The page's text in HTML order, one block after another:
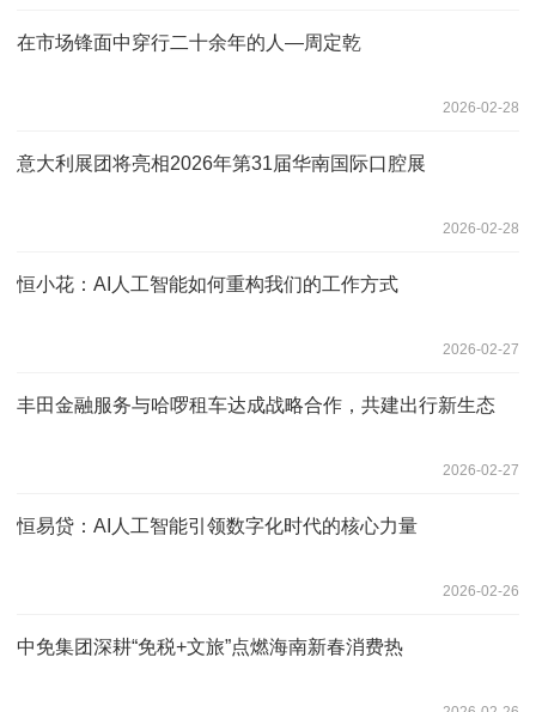
在市场锋面中穿行二十余年的人—周定乾
2026-02-28
意大利展团将亮相2026年第31届华南国际口腔展
2026-02-28
恒小花：AI人工智能如何重构我们的工作方式
2026-02-27
丰田金融服务与哈啰租车达成战略合作，共建出行新生态
2026-02-27
恒易贷：AI人工智能引领数字化时代的核心力量
2026-02-26
中免集团深耕“免税+文旅”点燃海南新春消费热